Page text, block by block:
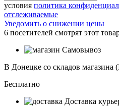
условия политика
отслеживаемые
Уведомить о снижении цены
6 посетителей смотрят этот
Самовывоз
В Донецке со складов магазина
Бесплатно
Доставка